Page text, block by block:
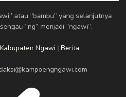
atau “bambu” yang selanjutnya
“ng” menjadi “ngawi”.
Ngawi | Berita